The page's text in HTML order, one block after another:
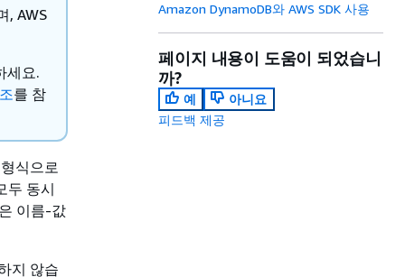
, AWS
세요.
를 참
식으로
두 동시
이름-값
지 않습
Amazon DynamoDB와 AWS SDK 사용
페이지 내용이 도움이 되었습니
까?
예
아니요
피드백 제공